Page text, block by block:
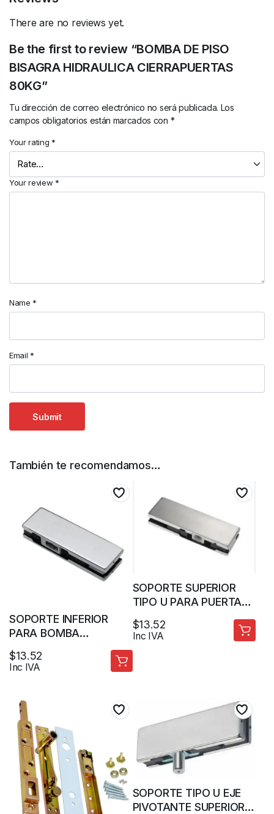
There are no reviews yet.
Be the first to review “BOMBA DE PISO
BISAGRA HIDRAULICA CIERRAPUERTAS
80KG”
Tu dirección de correo electrónico no será publicada. Los
campos obligatorios están marcados con *
Your rating *
Your review *
Name *
Email *
También te recomendamos…
SOPORTE INFERIOR
PARA BOMBA
HIDRAULICA OU-
FR7300 PUERTA DE
VIDRIO PIVOTANTE –
$13.52
Inc IVA
SOPORTE SUPERIOR
TIPO U PARA PUERTA
DE VIDRIO PIVOTANTE
$13.52
Inc IVA
SOPORTE TIPO U EJE
PIVOTANTE SUPERIOR